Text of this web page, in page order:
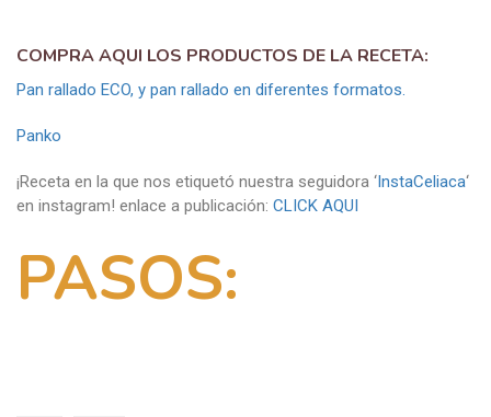
COMPRA AQUI LOS PRODUCTOS DE LA RECETA:
Pan rallado ECO, y pan rallado en diferentes formatos.
Panko
¡Receta en la que nos etiquetó nuestra seguidora ‘ InstaCeliaca‘
en instagram! enlace a publicación: CLICK AQUI
PASOS: